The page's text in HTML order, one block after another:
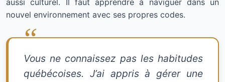
aussi culturel. Il faut apprendre à naviguer dans un
nouvel environnement avec ses propres codes.
Vous ne connaissez pas les habitudes
québécoises. J’ai appris à gérer une